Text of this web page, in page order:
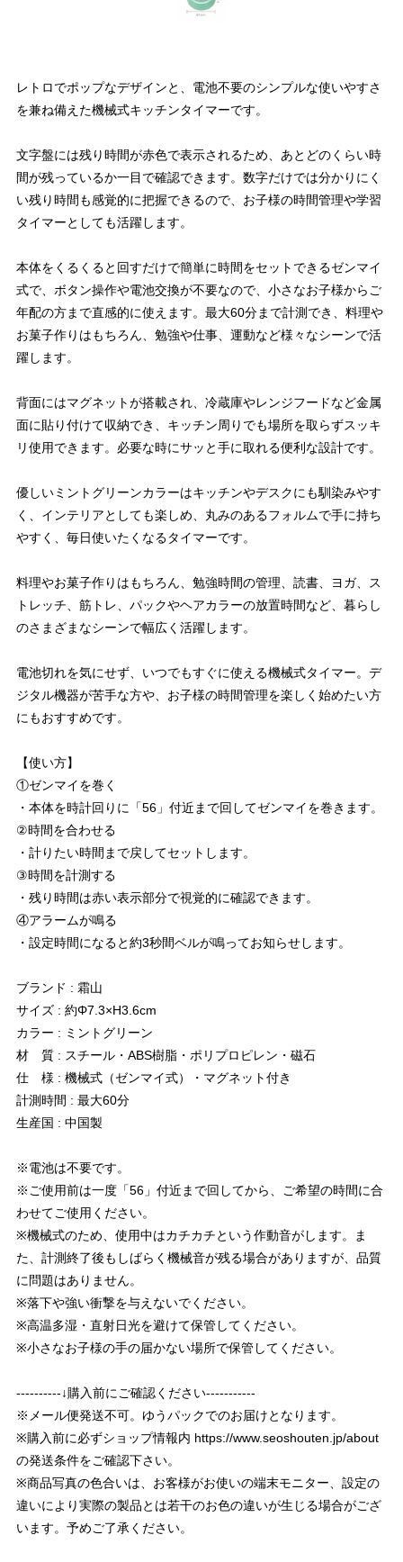
レトロでポップなデザインと、電池不要のシンプルな使いやすさ
を兼ね備えた機械式キッチンタイマーです。
文字盤には残り時間が赤色で表示されるため、あとどのくらい時
間が残っているか一目で確認できます。数字だけでは分かりにく
い残り時間も感覚的に把握できるので、お子様の時間管理や学習
タイマーとしても活躍します。
本体をくるくると回すだけで簡単に時間をセットできるゼンマイ
式で、ボタン操作や電池交換が不要なので、小さなお子様からご
年配の方まで直感的に使えます。最大60分まで計測でき、料理や
お菓子作りはもちろん、勉強や仕事、運動など様々なシーンで活
躍します。
背面にはマグネットが搭載され、冷蔵庫やレンジフードなど金属
面に貼り付けて収納でき、キッチン周りでも場所を取らずスッキ
リ使用できます。必要な時にサッと手に取れる便利な設計です。
優しいミントグリーンカラーはキッチンやデスクにも馴染みやす
く、インテリアとしても楽しめ、丸みのあるフォルムで手に持ち
やすく、毎日使いたくなるタイマーです。
料理やお菓子作りはもちろん、勉強時間の管理、読書、ヨガ、ス
トレッチ、筋トレ、パックやヘアカラーの放置時間など、暮らし
のさまざまなシーンで幅広く活躍します。
電池切れを気にせず、いつでもすぐに使える機械式タイマー。デ
ジタル機器が苦手な方や、お子様の時間管理を楽しく始めたい方
にもおすすめです。
【使い方】
①ゼンマイを巻く
・本体を時計回りに「56」付近まで回してゼンマイを巻きます。
②時間を合わせる
・計りたい時間まで戻してセットします。
③時間を計測する
・残り時間は赤い表示部分で視覚的に確認できます。
④アラームが鳴る
・設定時間になると約3秒間ベルが鳴ってお知らせします。
ブランド : 霜山
サイズ : 約Φ7.3×H3.6cm
カラー : ミントグリーン
材 質 : スチール・ABS樹脂・ポリプロピレン・磁石
仕 様 : 機械式（ゼンマイ式）・マグネット付き
計測時間 : 最大60分
生産国 : 中国製
※電池は不要です。
※ご使用前は一度「56」付近まで回してから、ご希望の時間に合
わせてご使用ください。
※機械式のため、使用中はカチカチという作動音がします。ま
た、計測終了後もしばらく機械音が残る場合がありますが、品質
に問題はありません。
※落下や強い衝撃を与えないでください。
※高温多湿・直射日光を避けて保管してください。
※小さなお子様の手の届かない場所で保管してください。
----------↓購入前にご確認ください-----------
※メール便発送不可。ゆうパックでのお届けとなります。
※購入前に必ずショップ情報内 https://www.seoshouten.jp/about
の発送条件をご確認下さい。
※商品写真の色合いは、お客様がお使いの端末モニター、設定の
違いにより実際の製品とは若干のお色の違いが生じる場合がござ
います。予めご了承ください。